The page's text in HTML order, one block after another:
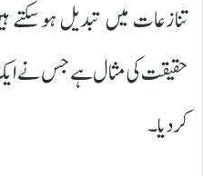
تنازعات میں تبدیل ہوسکتے
حقیقت کی مثال ہے جس نے ایک
کر دیا۔